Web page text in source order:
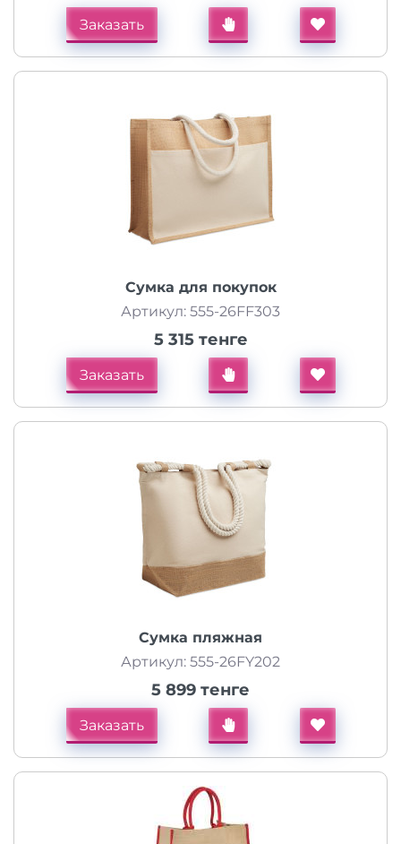
Заказать
Сумка для покупок
Артикул: 555-26FF303
5 315 тенге
Заказать
Сумка пляжная
Артикул: 555-26FY202
5 899 тенге
Заказать